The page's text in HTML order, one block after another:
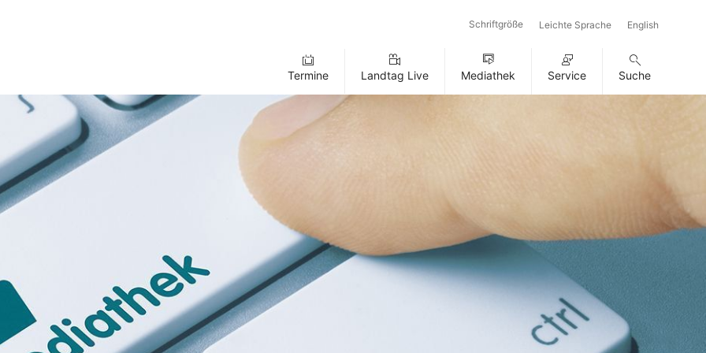
Schriftgröße Leichte Sprache English
Termine Landtag Live Mediathek Service Suche